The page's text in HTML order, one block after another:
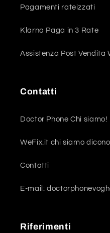
Pagamenti rateizzati
Klarna Paga in 3 Rate
Assistenza Post Vendita
Contatti
Doctor Phone Chi siamo!
WeFix.it chi siamo
Contatti
E-mail:
Riferimenti